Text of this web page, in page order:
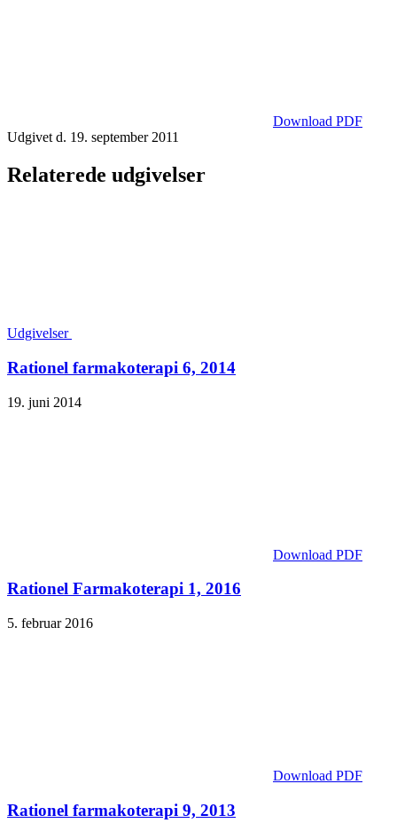
Download PDF
Udgivet d. 19. september 2011
Relaterede udgivelser
Udgivelser
Rationel farmakoterapi 6, 2014
19. juni 2014
Download PDF
Rationel Farmakoterapi 1, 2016
5. februar 2016
Download PDF
Rationel farmakoterapi 9, 2013